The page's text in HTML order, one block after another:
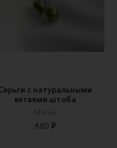
с натуральными
ветвями штоба
Marilu
680 ₽